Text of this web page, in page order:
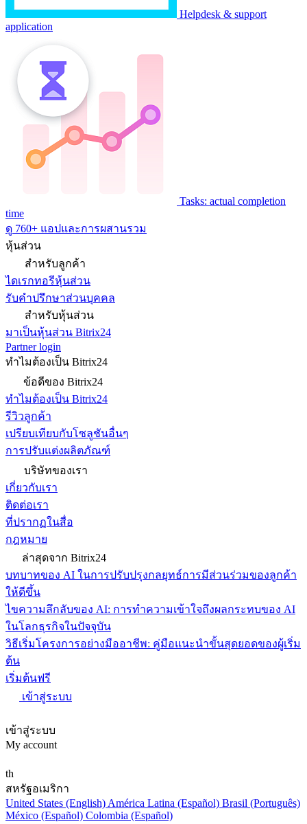
Helpdesk & support
application
Tasks: actual completion
time
ดู 760+ แอปและการผสานรวม
หุ้นส่วน
สำหรับลูกค้า
ไดเรกทอรีหุ้นส่วน
รับคำปรึกษาส่วนบุคคล
สำหรับหุ้นส่วน
มาเป็นหุ้นส่วน Bitrix24
Partner login
ทำไมต้องเป็น Bitrix24
ข้อดีของ Bitrix24
ทำไมต้องเป็น Bitrix24
รีวิวลูกค้า
เปรียบเทียบกับโซลูชันอื่นๆ
การปรับแต่งผลิตภัณฑ์
บริษัทของเรา
เกี่ยวกับเรา
ติดต่อเรา
ที่ปรากฏในสื่อ
กฎหมาย
ล่าสุดจาก Bitrix24
บทบาทของ AI ในการปรับปรุงกลยุทธ์การมีส่วนร่วมของลูกค้า
ให้ดีขึ้น
ไขความลึกลับของ AI: การทำความเข้าใจถึงผลกระทบของ AI
ในโลกธุรกิจในปัจจุบัน
วิธีเริ่มโครงการอย่างมืออาชีพ: คู่มือแนะนำขั้นสุดยอดของผู้เริ่ม
ต้น
เริ่มต้นฟรี
เข้าสู่ระบบ
เข้าสู่ระบบ
My account
th
สหรัฐอเมริกา
United States (English) América Latina (Español) Brasil (Português)
México (Español) Colombia (Español)